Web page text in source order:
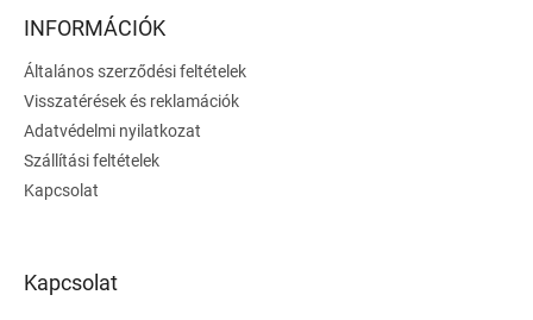
INFORMÁCIÓK
Általános szerződési feltételek
Visszatérések és reklamációk
Adatvédelmi nyilatkozat
Szállítási feltételek
Kapcsolat
Kapcsolat